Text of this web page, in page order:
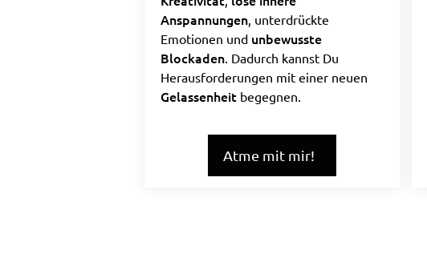
Anspannungen, unterdrückte
Emotionen und unbewusste
Blockaden. Dadurch kannst Du
Herausforderungen mit einer neuen
Gelassenheitbegegnen.
Atme mit mir!